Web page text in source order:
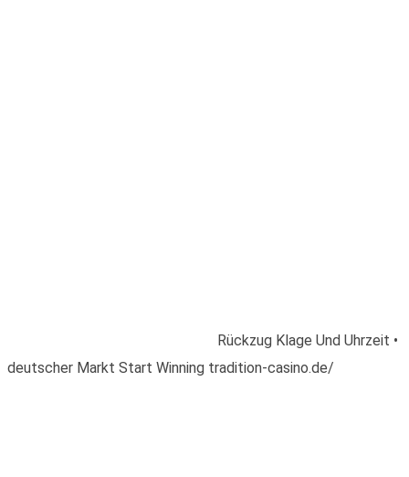
Rückzug Klage Und Uhrzeit •
deutscher Markt Start Winning tradition-casino.de/